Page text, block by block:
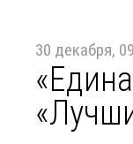
30 декабря,